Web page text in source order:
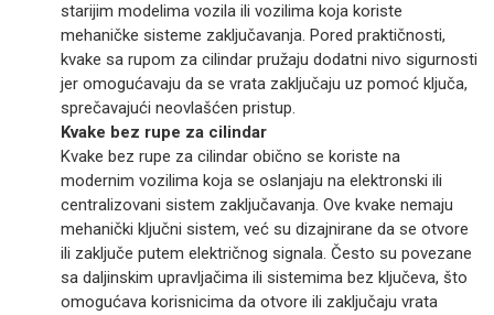
starijim modelima vozila ili vozilima koja koriste
mehaničke sisteme zaključavanja. Pored praktičnosti,
kvake sa rupom za cilindar pružaju dodatni nivo sigurnosti
jer omogućavaju da se vrata zaključaju uz pomoć ključa,
sprečavajući neovlašćen pristup.
Kvake bez rupe za cilindar
Kvake bez rupe za cilindar obično se koriste na
modernim vozilima koja se oslanjaju na elektronski ili
centralizovani sistem zaključavanja. Ove kvake nemaju
mehanički ključni sistem, već su dizajnirane da se otvore
ili zaključe putem električnog signala. Često su povezane
sa daljinskim upravljačima ili sistemima bez ključeva, što
omogućava korisnicima da otvore ili zaključaju vrata